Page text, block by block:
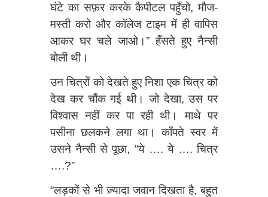
घंटे का सफ़र करके कैपीटल पहुँचो, मौज-
मस्ती करो और कॉलेज टाइम में ही वापिस
आकर घर चले जाओ।” हँसते हुए नैन्सी
बोली थी।
उन चित्रों को देखते हुए निशा एक चित्र को
देख कर चौंक गई थी। जो देखा, उस पर
विश्‍वास नहीं कर पा रही थी। माथे पर
पसीना छलकने लगा था। काँपते स्वर में
उसने नैन्सी से पूछा, “ये …. ये …. चित्र
….?”
“लड़कों से भी ज़्यादा जवान दिखता है, बहुत